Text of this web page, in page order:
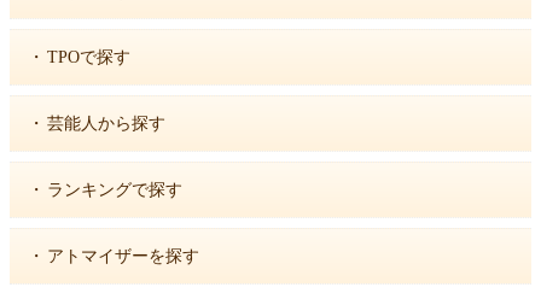
・ TPOで探す
・ 芸能人から探す
・ ランキングで探す
・ アトマイザーを探す